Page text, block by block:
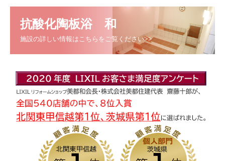
抗酸化陶板浴　和
施設の詳しい情報はこちらをご覧ください>>